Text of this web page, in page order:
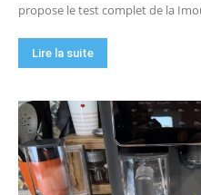
propose le test complet de la
Lire la suite